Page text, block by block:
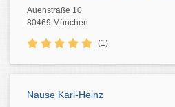
Auenstraße 10
80469 München
(1)
Nause Karl-Heinz